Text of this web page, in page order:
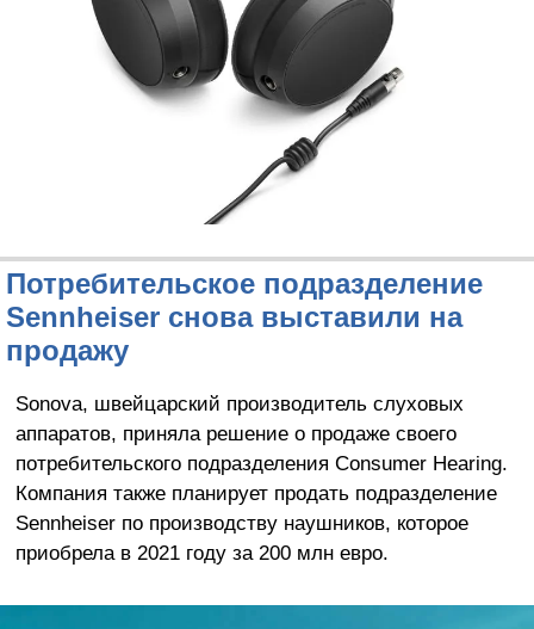
Потребительское подразделение
Sennheiser снова выставили на
продажу
Sonova, швейцарский производитель слуховых
аппаратов, приняла решение о продаже своего
потребительского подразделения Consumer Hearing.
Компания также планирует продать подразделение
Sennheiser по производству наушников, которое
приобрела в 2021 году за 200 млн евро.